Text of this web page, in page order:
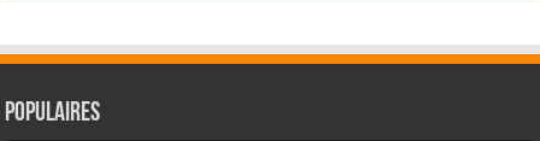
Populaires